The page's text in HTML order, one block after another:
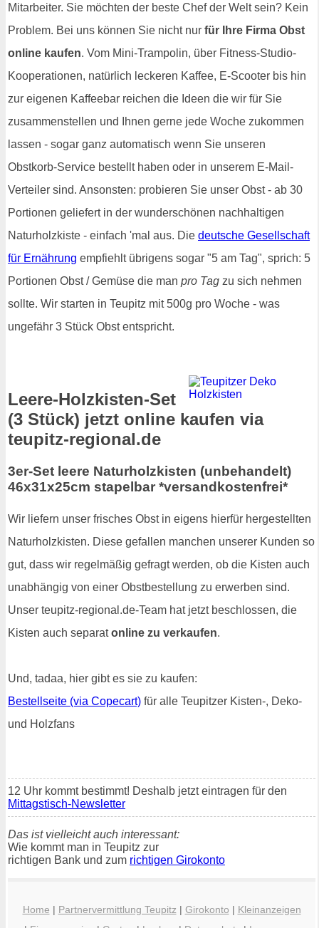
Mitarbeiter. Sie möchten der beste Chef der Welt sein? Kein
Problem. Bei uns können Sie nicht nur für Ihre Firma Obst
online kaufen. Vom Mini-Trampolin, über Fitness-Studio-
Kooperationen, natürlich leckeren Kaffee, E-Scooter bis hin
zur eigenen Kaffeebar reichen die Ideen die wir für Sie
zusammenstellen und Ihnen gerne jede Woche zukommen
lassen - sogar ganz automatisch wenn Sie unseren
Obstkorb-Service bestellt haben oder in unserem E-Mail-
Verteiler sind. Ansonsten: probieren Sie unser Obst - ab 30
Portionen geliefert in der wunderschönen nachhaltigen
Naturholzkiste - einfach 'mal aus. Die deutsche Gesellschaft
für Ernährung empfiehlt übrigens sogar "5 am Tag", sprich: 5
Portionen Obst / Gemüse die man pro Tag zu sich nehmen
sollte. Wir starten in Teupitz mit 500g pro Woche - was
ungefähr 3 Stück Obst entspricht.
Leere-Holzkisten-Set
(3 Stück) jetzt online kaufen via
teupitz-regional.de
3er-Set leere Naturholzkisten (unbehandelt)
46x31x25cm stapelbar *versandkostenfrei*
Wir liefern unser frisches Obst in eigens hierfür hergestellten
Naturholzkisten. Diese gefallen manchen unserer Kunden so
gut, dass wir regelmäßig gefragt werden, ob die Kisten auch
unabhängig von einer Obstbestellung zu erwerben sind.
Unser teupitz-regional.de-Team hat jetzt beschlossen, die
Kisten auch separatonline zu verkaufen.
Und, tadaa, hier gibt es sie zu kaufen:
Bestellseite (via Copecart) für alle Teupitzer Kisten-, Deko-
und Holzfans
12 Uhr kommt bestimmt! Deshalb jetzt eintragen für den
Mittagstisch-Newsletter
Das ist vielleicht auch interessant:
Wie kommt man in Teupitz zur
richtigen Bank und zum richtigen Girokonto
Home | Partnervermittlung Teupitz | Girokonto | Kleinanzeigen